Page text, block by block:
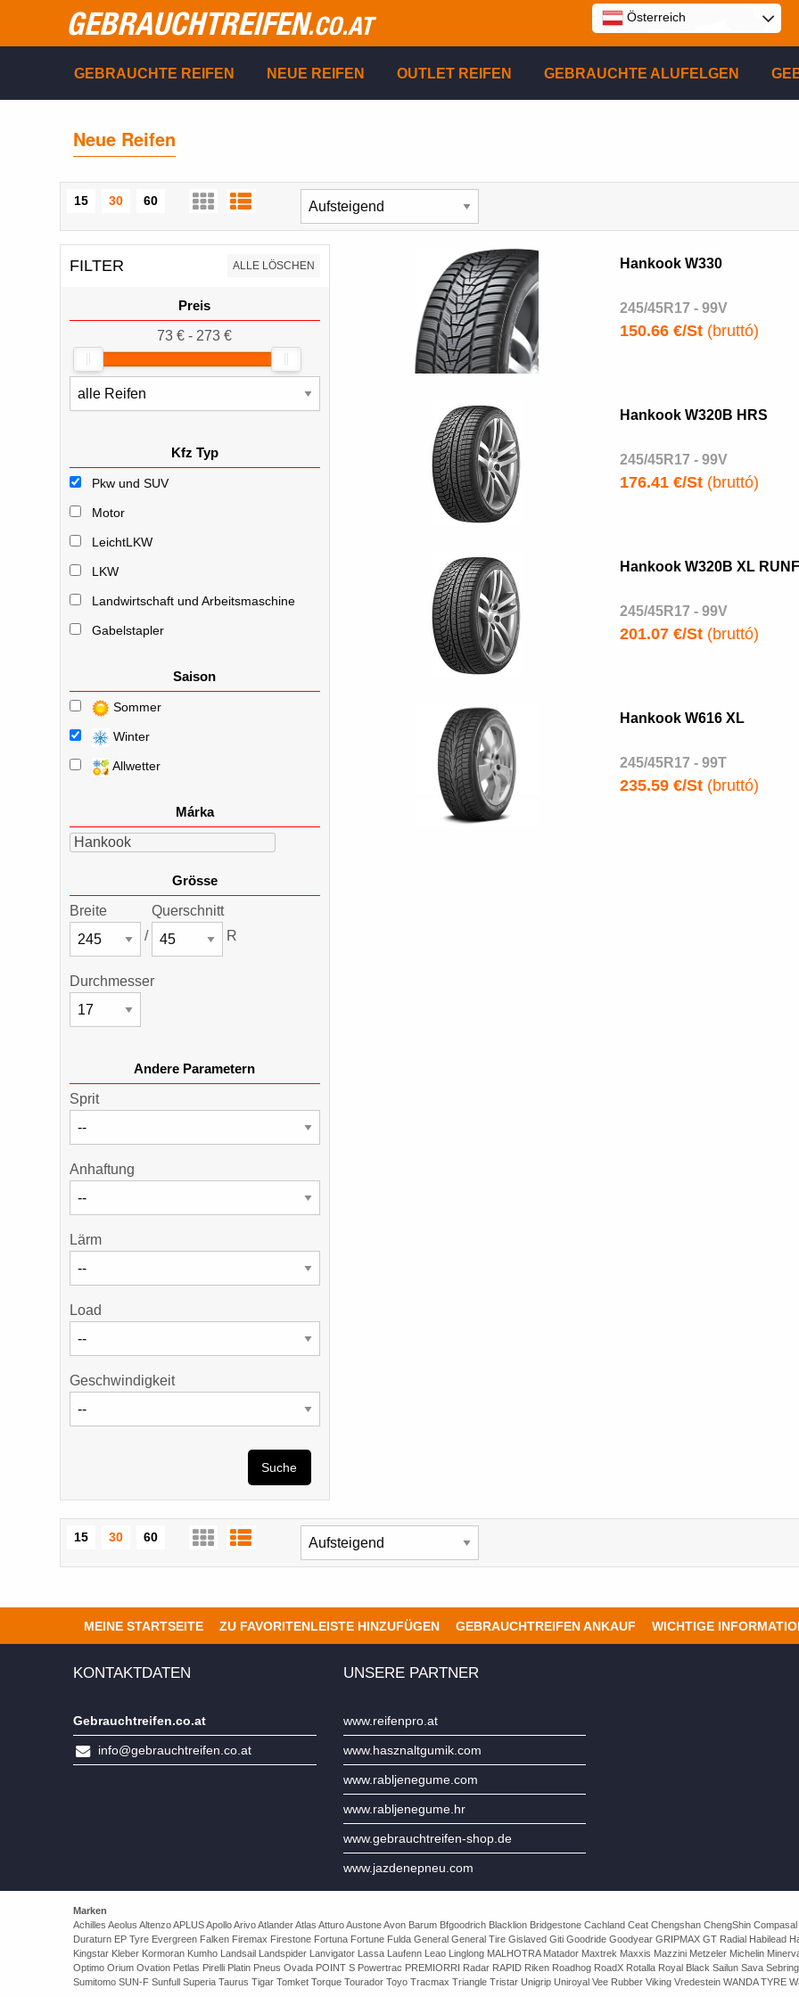
GEBRAUCHTREIFEN.CO.AT Österreich
GEBRAUCHTE REIFEN NEUE REIFEN OUTLET REIFEN GEBRAUCHTE ALUFELGEN
Neue Reifen
15 30 60
FILTER ALLE LÖSCHEN
Preis
73 € - 273 €
Kfz Typ
Pkw und SUV
Motor
LeichtLKW
LKW
Landwirtschaft und Arbeitsmaschine
Gabelstapler
Saison
Sommer
Winter
Allwetter
Márka
Hankook
Grösse
Breite
/
Querschnitt
R
Durchmesser
Andere Parametern
Sprit
Anhaftung
Lärm
Load
Geschwindigkeit
Suche
Hankook W330
245/45R17 - 99V
150.66 €/St(bruttó)
Hankook W320B HRS
245/45R17 - 99V
176.41 €/St(bruttó)
Hankook W320B XL
245/45R17 - 99V
201.07 €/St(bruttó)
Hankook W616 XL
245/45R17 - 99T
235.59 €/St(bruttó)
15 30 60
MEINE STARTSEITE ZU FAVORITENLEISTE HINZUFÜGEN GEBRAUCHTREIFEN ANKAUF WICHTIGE
KONTAKTDATEN
Gebrauchtreifen.co.at
info@gebrauchtreifen.co.at
UNSERE PARTNER
www.reifenpro.at
www.hasznaltgumik.com
www.rabljenegume.com
www.rabljenegume.hr
www.gebrauchtreifen-shop.de
www.jazdenepneu.com
Marken
Achilles Aeolus Altenzo APLUS Apollo Arivo Atlander Atlas Atturo Austone Avon Barum Bfgoodrich Blacklion Bridgestone Cachland Ceat Chengshan ChengShin
Duraturn EP Tyre Evergreen Falken Firemax Firestone Fortuna Fortune Fulda General General Tire Gislaved Giti Goodride Goodyear GRIPMAX GT Radial Habilead
Kingstar Kleber Kormoran Kumho Landsail Landspider Lanvigator Lassa Laufenn Leao Linglong MALHOTRA Matador Maxtrek Maxxis Mazzini Metzeler Michelin
Optimo Orium Ovation Petlas Pirelli Platin Pneus Ovada POINT S Powertrac PREMIORRI Radar RAPID Riken Roadhog RoadX Rotalla Royal Black Sailun Sava
Sumitomo SUN-F Sunfull Superia Taurus Tigar Tomket Torque Tourador Toyo Tracmax Triangle Tristar Unigrip Uniroyal Vee Rubber Viking Vredestein WANDA TYRE